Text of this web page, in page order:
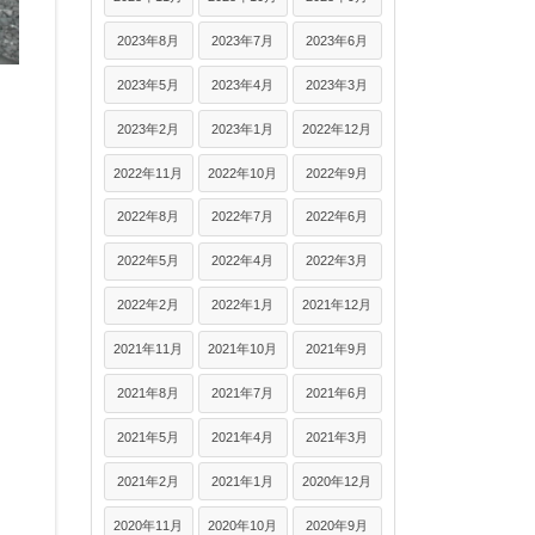
2023年8月 2023年7月 2023年6月
2023年5月 2023年4月 2023年3月
2023年2月 2023年1月 2022年12月
2022年11月 2022年10月 2022年9月
2022年8月 2022年7月 2022年6月
2022年5月 2022年4月 2022年3月
2022年2月 2022年1月 2021年12月
2021年11月 2021年10月 2021年9月
2021年8月 2021年7月 2021年6月
2021年5月 2021年4月 2021年3月
2021年2月 2021年1月 2020年12月
2020年11月 2020年10月 2020年9月